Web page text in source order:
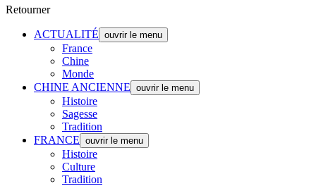
Retourner
ACTUALITÉ ouvrir le menu
France
Chine
Monde
CHINE ANCIENNE ouvrir le menu
Histoire
Sagesse
Tradition
FRANCE ouvrir le menu
Histoire
Culture
Tradition